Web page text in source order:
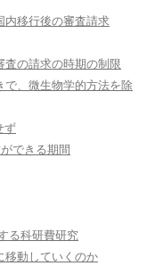
内移行後の審査請求
査の請求の時期の制限
で、微生物学的方法を除
ず
できる期間
る科研費研究
移動していくのか